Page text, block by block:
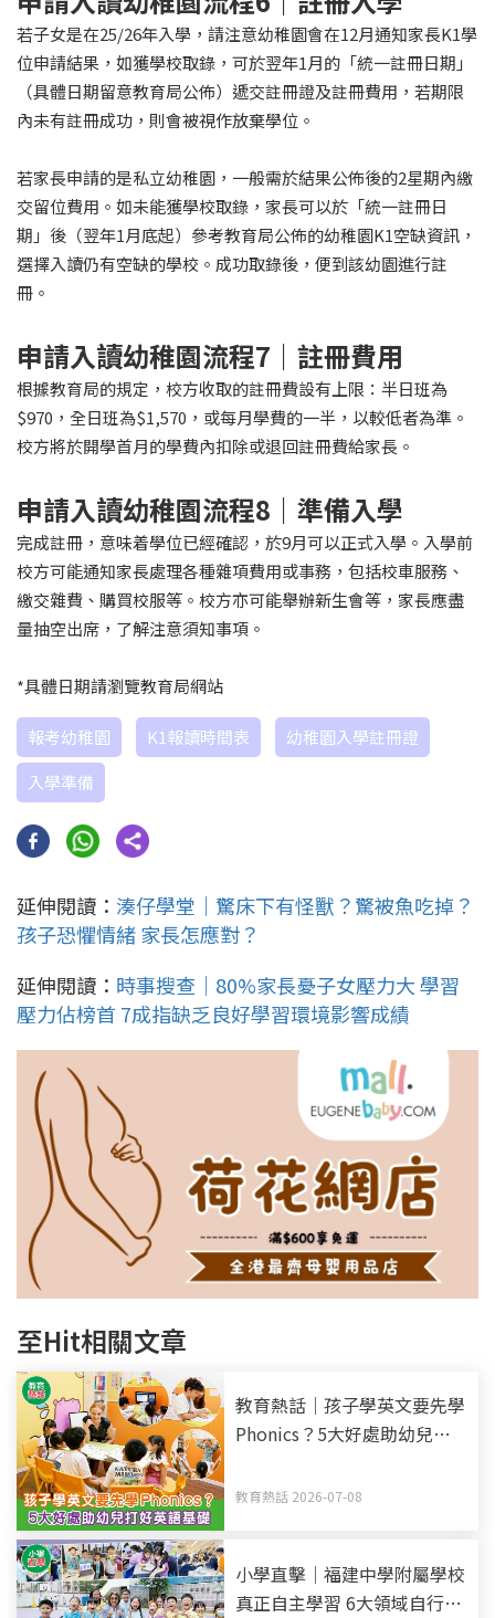
若子女是在25/26年入學，請注意幼稚園會在12月通知家長K1學
位申請結果，如獲學校取錄，可於翌年1月的「統一註冊日期」
（具體日期留意教育局公佈）遞交註冊證及註冊費用，若期限
內未有註冊成功，則會被視作放棄學位。
若家長申請的是私立幼稚園，一般需於結果公佈後的2星期內繳
交留位費用。如未能獲學校取錄，家長可以於「統一註冊日
期」後（翌年1月底起）參考教育局公佈的幼稚園K1空缺資訊，
選擇入讀仍有空缺的學校。成功取錄後，便到該幼園進行註
冊。
申請入讀幼稚園流程7｜註冊費用
根據教育局的規定，校方收取的註冊費設有上限：半日班為
$970，全日班為$1,570，或每月學費的一半，以較低者為準。
校方將於開學首月的學費內扣除或退回註冊費給家長。
申請入讀幼稚園流程8｜準備入學
完成註冊，意味着學位已經確認，於9月可以正式入學。入學前
校方可能通知家長處理各種雜項費用或事務，包括校車服務、
繳交雜費、購買校服等。校方亦可能舉辦新生會等，家長應盡
量抽空出席，了解注意須知事項。
*具體日期請瀏覽教育局網站
報考幼稚園 K1報讀時間表
幼稚園入學註冊證
入學準備
延伸閱讀： 湊仔學堂｜驚床下有怪獸？驚被魚吃掉？
孩子恐懼情緒 家長怎應對？
延伸閱讀： 時事搜查｜80%家長憂子女壓力大 學習
壓力佔榜首 7成指缺乏良好學習環境影響成績
至Hit相關文章
教育熱話｜孩子學英文要先學
Phonics？5大好處助幼兒打
教育熱話 2026-07-08
小學直擊｜福建中學附屬學校
真正自主學習 6大領域自行選